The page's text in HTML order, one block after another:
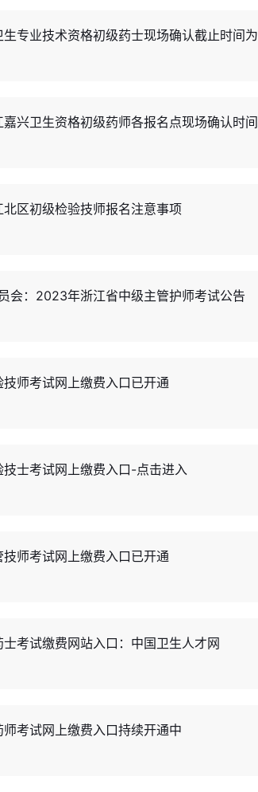
专业技术资格初级药士现场确认截止时间为
兴卫生资格初级药师各报名点现场确认时
区初级检验技师报名注意事项
会：2023年浙江省中级主管护师考试公告
师考试网上缴费入口已开通
士考试网上缴费入口-点击进入
师考试网上缴费入口已开通
考试缴费网站入口：中国卫生人才网
考试网上缴费入口持续开通中